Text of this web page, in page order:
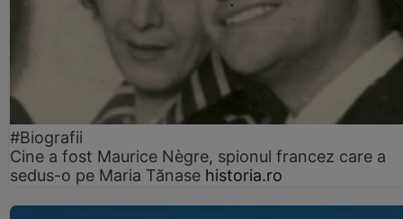
#Biografii
Cine a fost Maurice Nègre, spionul francez care a
sedus-o pe Maria Tănase historia.ro